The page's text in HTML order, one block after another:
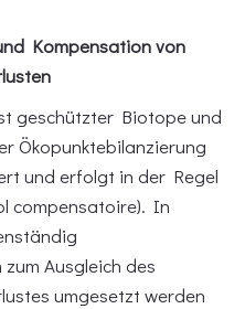
Kompensation von
geschützter Biotope und
Ökopunktebilanzierung
und erfolgt in der Regel
compensatoire). In
Ausgleich des
umgesetzt werden